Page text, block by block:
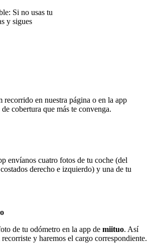
Si no usas tu
y sigues
en nuestra página o en la app
cobertura que más te convenga.
envíanos cuatro fotos de tu coche (del
derecho e izquierdo) y una de tu
de tu odómetro en la app de miituo. Así
y haremos el cargo correspondiente.